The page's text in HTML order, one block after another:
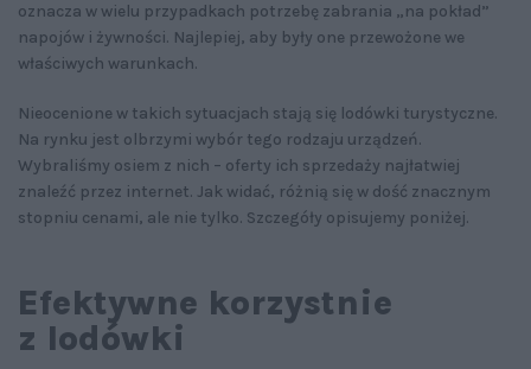
oznacza w wielu przypadkach potrzebę zabrania „na pokład”
napojów i żywności. Najlepiej, aby były one przewożone we
właściwych warunkach.
Nieocenione w takich sytuacjach stają się lodówki turystyczne.
Na rynku jest olbrzymi wybór tego rodzaju urządzeń.
Wybraliśmy osiem z nich – oferty ich sprzedaży najłatwiej
znaleźć przez internet. Jak widać, różnią się w dość znacznym
stopniu cenami, ale nie tylko. Szczegóły opisujemy poniżej.
Efektywne korzystnie
z lodówki